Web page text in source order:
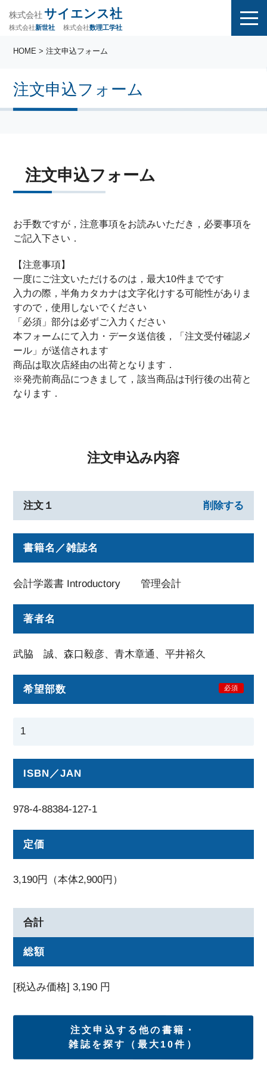
株式会社 サイエンス社
株式会社新世社 株式会社数理工学社
注文申込フォーム
HOME > 注文申込フォーム
注文申込フォーム
お手数ですが，注意事項をお読みいただき，必要事項を
ご記入下さい．
【注意事項】
一度にご注文いただけるのは，最大10件までです
入力の際，半角カタカナは文字化けする可能性がありま
すので，使用しないでください
「必須」部分は必ずご入力ください
本フォームにて入力・データ送信後，「注文受付確認メ
ール」が送信されます
商品は取次店経由の出荷となります．
※発売前商品につきまして，該当商品は刊行後の出荷と
なります．
注文申込み内容
注文１ 削除する
書籍名／雑誌名
会計学叢書 Introductory 管理会計
著者名
武脇 誠、森口毅彦、青木章通、平井裕久
希望部数 必須
ISBN／JAN
978-4-88384-127-1
定価
3,190円（本体2,900円）
合計
総額
[税込み価格]3,190 円
注文申込する他の書籍・
雑誌を探す（最大10件）